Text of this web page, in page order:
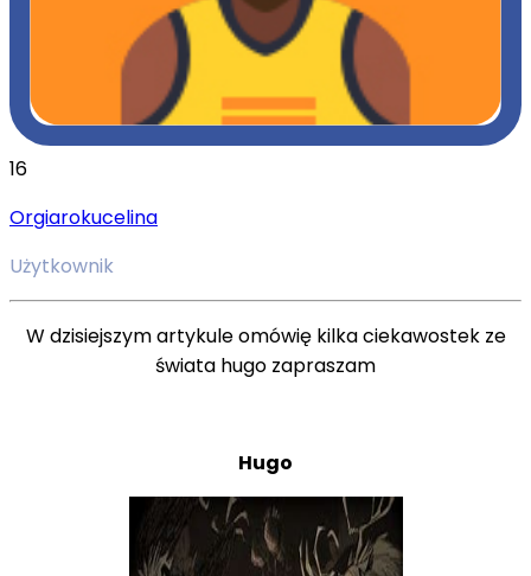
16
Orgiarokucelina
Użytkownik
W dzisiejszym artykule omówię kilka ciekawostek ze
świata hugo zapraszam
Hugo